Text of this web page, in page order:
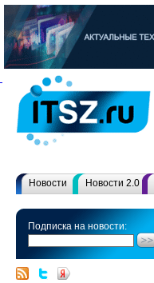
Новости Новости 2.0
Подписка на новости: